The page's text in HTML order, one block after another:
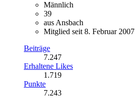
Männlich
39
aus Ansbach
Mitglied seit 8. Februar 2007
Beiträge
7.247
Erhaltene Likes
1.719
Punkte
7.243